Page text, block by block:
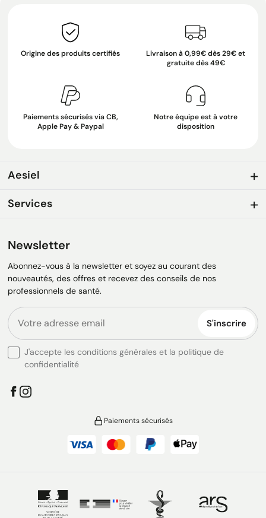
Origine des produits certifiés
Livraison à 0,99€ dès 29€ et
gratuite dès 49€
Paiements sécurisés via CB,
Apple Pay & Paypal
Notre équipe est à votre
disposition
Aesiel
Services
Newsletter
Abonnez-vous à la newsletter et soyez au courant des
nouveautés, des offres et recevez des conseils de nos
professionnels de santé.
S'inscrire
J'accepte les conditions générales et la politique de
confidentialité
Paiements sécurisés